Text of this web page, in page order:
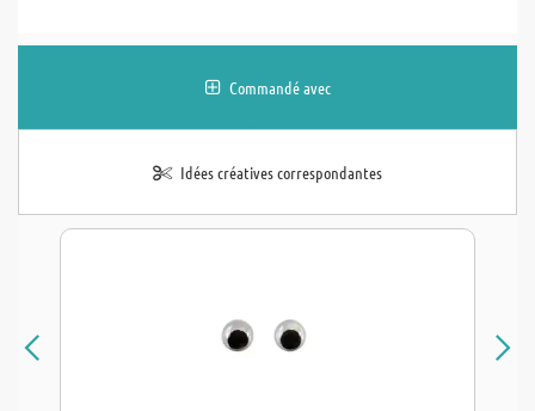
Commandé avec
Idées créatives correspondantes